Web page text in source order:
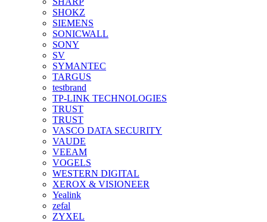
SHOKZ
SIEMENS
SONICWALL
SONY
SV
SYMANTEC
TARGUS
testbrand
TP-LINK TECHNOLOGIES
TRUST
TRUST
VASCO DATA SECURITY
VAUDE
VEEAM
VOGELS
WESTERN DIGITAL
XEROX & VISIONEER
Yealink
zefal
ZYXEL